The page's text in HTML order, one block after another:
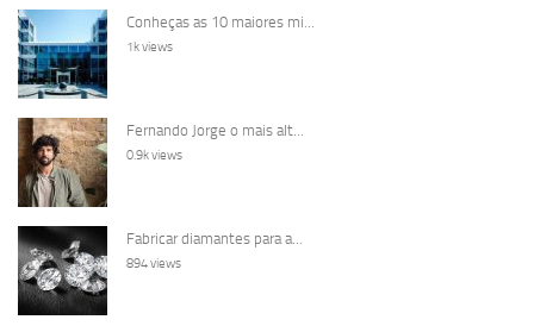
Conheças as 10 maiores mi...
1k views
Fernando Jorge o mais alt...
0.9k views
Fabricar diamantes para a...
894 views